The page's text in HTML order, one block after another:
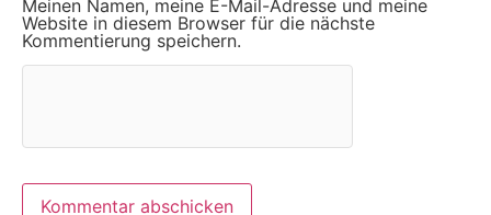
Meinen Namen, meine E-Mail-Adresse und meine
Website in diesem Browser für die nächste
Kommentierung speichern.